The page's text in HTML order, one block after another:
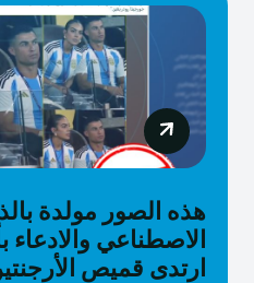
هذه الصور مولدة
الاصطناعي والادعاء
ارتدى قميص